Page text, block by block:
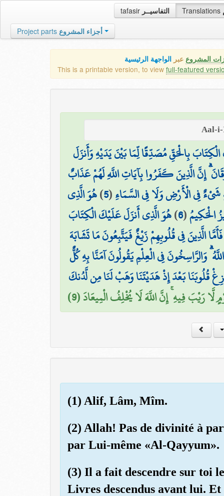
tafasir التفاسيــر Translations
Project parts أجزاء المشروع
المشروع عبر الواجهة الرئيسية
This is a printable version, to view full-featured
بِالْحَقِّ مُصَدِّقًا لِّمَا بَيْنَ يَدَيْهِ وَأَنزَلَ
إِنَّ الَّذِينَ كَفَرُوا بِآيَاتِ اللَّهِ لَهُمْ عَذَابٌ
شَيْءٌ فِي الْأَرْضِ وَلَا فِي السَّمَاءِ(
5
)هُوَ الَّذِي
الْحَكِيمُ(
6
)هُوَ الَّذِي أَنزَلَ عَلَيْكَ الْكِتَابَ
الَّذِينَ فِي قُلُوبِهِمْ زَيْغٌ فَيَتَّبِعُونَ مَا تَشَابَهَ
وَالرَّاسِخُونَ فِي الْعِلْمِ يَقُولُونَ آمَنَّا بِهِ كُلٌّ
قُلُوبَنَا بَعْدَ إِذْ هَدَيْتَنَا وَهَبْ لَنَا مِن لَّدُنكَ
رَيْبَ فِيهِ ۚ إِنَّ اللَّهَ لَا يُخْلِفُ الْمِيعَادَ (9)
(1) Alif, Lâm, Mîm.
(2) Allah! Pas de divinité à
par Lui-même «Al-Qayyum».
(3) Il a fait descendre sur toi
Livres descendus avant lui.